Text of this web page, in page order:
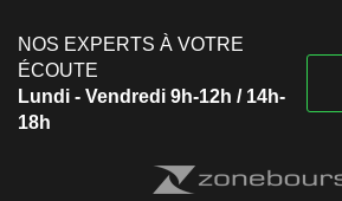
NOS EXPERTS À VOTRE
ÉCOUTE
Lundi - Vendredi 9h-12h / 14h-
18h